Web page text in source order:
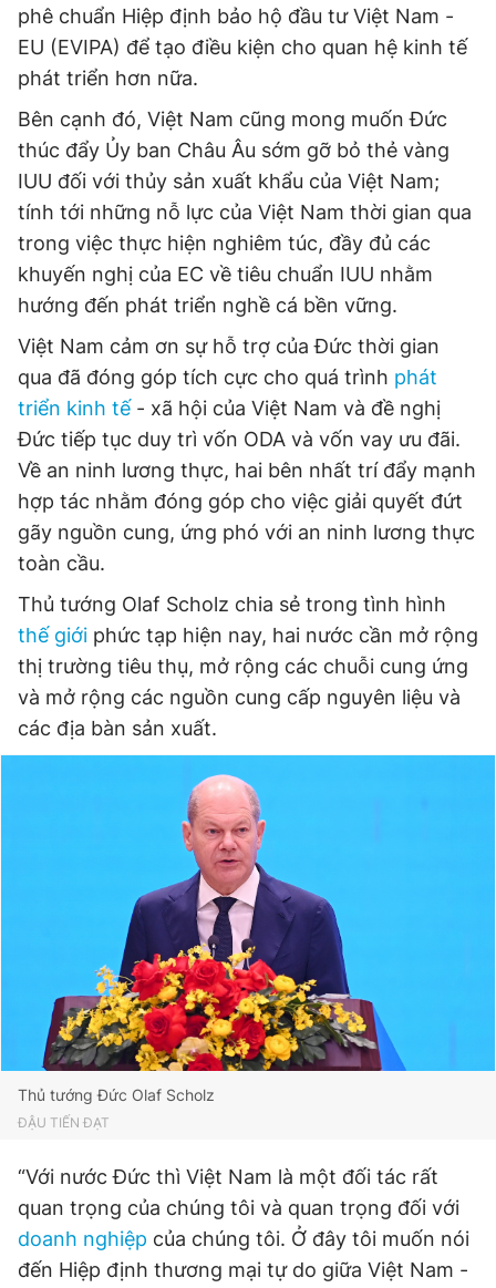
phê chuẩn Hiệp định bảo hộ đầu tư Việt Nam -
EU (EVIPA) để tạo điều kiện cho quan hệ kinh tế
phát triển hơn nữa.
Bên cạnh đó, Việt Nam cũng mong muốn Đức
thúc đẩy Ủy ban Châu Âu sớm gỡ bỏ thẻ vàng
IUU đối với thủy sản xuất khẩu của Việt Nam;
tính tới những nỗ lực của Việt Nam thời gian qua
trong việc thực hiện nghiêm túc, đầy đủ các
khuyến nghị của EC về tiêu chuẩn IUU nhằm
hướng đến phát triển nghề cá bền vững.
Việt Nam cảm ơn sự hỗ trợ của Đức thời gian
qua đã đóng góp tích cực cho quá trình phát
triển kinh tế - xã hội của Việt Nam và đề nghị
Đức tiếp tục duy trì vốn ODA và vốn vay ưu đãi.
Về an ninh lương thực, hai bên nhất trí đẩy mạnh
hợp tác nhằm đóng góp cho việc giải quyết đứt
gãy nguồn cung, ứng phó với an ninh lương thực
toàn cầu.
Thủ tướng Olaf Scholz chia sẻ trong tình hình
thế giới phức tạp hiện nay, hai nước cần mở rộng
thị trường tiêu thụ, mở rộng các chuỗi cung ứng
và mở rộng các nguồn cung cấp nguyên liệu và
các địa bàn sản xuất.
Thủ tướng Đức Olaf Scholz
ĐẬU TIẾN ĐẠT
“Với nước Đức thì Việt Nam là một đối tác rất
quan trọng của chúng tôi và quan trọng đối với
doanh nghiệp của chúng tôi. Ở đây tôi muốn nói
đến Hiệp định thương mại tự do giữa Việt Nam -